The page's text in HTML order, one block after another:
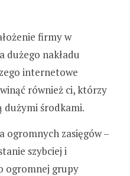
firmy w
dużego nakładu
internetowe
również ci, którzy
dużymi środkami.
ogromnych zasięgów –
szybciej i
ogromnej grupy